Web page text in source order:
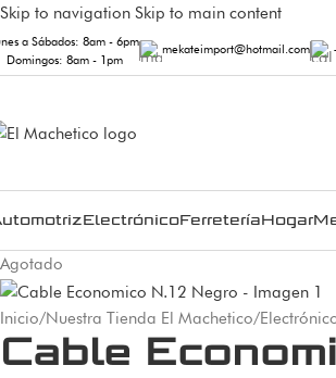
Skip to navigation Skip to main content
a Sábados: 8am - 6pm
Domingos: 8am - 1pm
mekateimport@hotmail.com
ElectrónicoFerreteríaHogar
Agotado
Inicio/Nuestra Tienda El Machetico/
Cable